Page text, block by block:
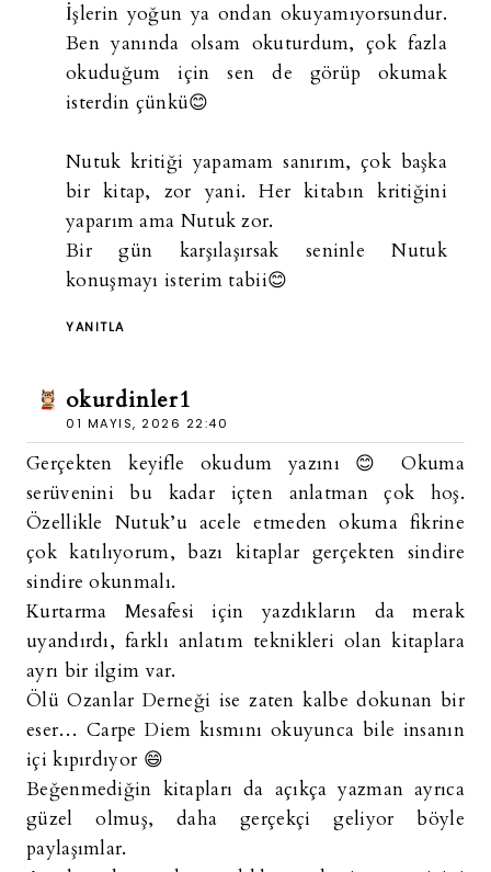
İşlerin yoğun ya ondan okuyamıyorsundur.
Ben yanında olsam okuturdum, çok fazla
okuduğum için sen de görüp okumak
isterdin çünkü😊
Nutuk kritiği yapamam sanırım, çok başka
bir kitap, zor yani. Her kitabın kritiğini
yaparım ama Nutuk zor.
Bir gün karşılaşırsak seninle Nutuk
konuşmayı isterim tabii😊
YANITLA
okurdinler1
01 MAYIS, 2026 22:40
Gerçekten keyifle okudum yazını 😊 Okuma
serüvenini bu kadar içten anlatman çok hoş.
Özellikle Nutuk’u acele etmeden okuma fikrine
çok katılıyorum, bazı kitaplar gerçekten sindire
sindire okunmalı.
Kurtarma Mesafesi için yazdıkların da merak
uyandırdı, farklı anlatım teknikleri olan kitaplara
ayrı bir ilgim var.
Ölü Ozanlar Derneği ise zaten kalbe dokunan bir
eser… Carpe Diem kısmını okuyunca bile insanın
içi kıpırdıyor 😄
Beğenmediğin kitapları da açıkça yazman ayrıca
güzel olmuş, daha gerçekçi geliyor böyle
paylaşımlar.